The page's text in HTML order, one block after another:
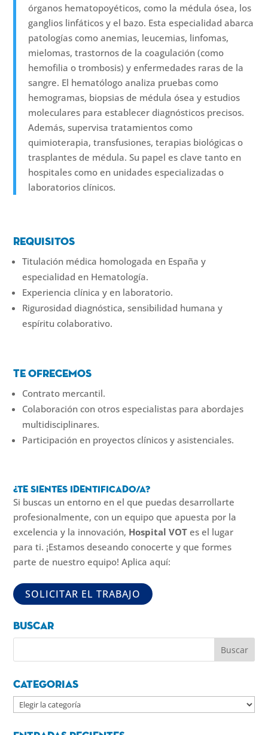
órganos hematopoyéticos, como la médula ósea, los
ganglios linfáticos y el bazo. Esta especialidad abarca
patologías como anemias, leucemias, linfomas,
mielomas, trastornos de la coagulación (como
hemofilia o trombosis) y enfermedades raras de la
sangre. El hematólogo analiza pruebas como
hemogramas, biopsias de médula ósea y estudios
moleculares para establecer diagnósticos precisos.
Además, supervisa tratamientos como
quimioterapia, transfusiones, terapias biológicas o
trasplantes de médula. Su papel es clave tanto en
hospitales como en unidades especializadas o
laboratorios clínicos.
Requisitos
Titulación médica homologada en España y
especialidad en Hematología.
Experiencia clínica y en laboratorio.
Rigurosidad diagnóstica, sensibilidad humana y
espíritu colaborativo.
Te ofrecemos
Contrato mercantil.
Colaboración con otros especialistas para abordajes
multidisciplinares.
Participación en proyectos clínicos y asistenciales.
¿Te sientes identificado/a?
Si buscas un entorno en el que puedas desarrollarte
profesionalmente, con un equipo que apuesta por la
excelencia y la innovación, Hospital VOT es el lugar
para ti. ¡Estamos deseando conocerte y que formes
parte de nuestro equipo! Aplica aquí:
Buscar
Categorias
Categorias